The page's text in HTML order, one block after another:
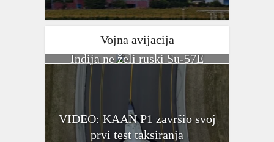
Vojna avijacija
Indija ne želi ruski Su-57E
VIDEO: KAAN P1 završio svoj
prvi test taksiranja